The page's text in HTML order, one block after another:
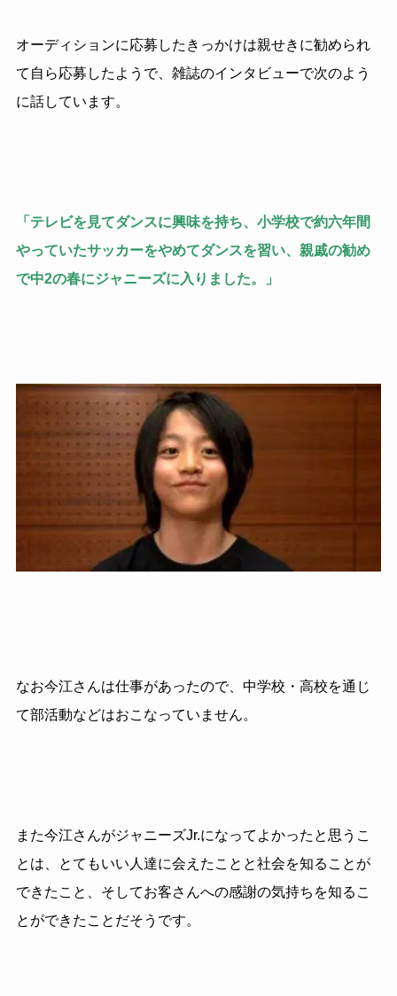
オーディションに応募したきっかけは親せきに勧められ
て自ら応募したようで、雑誌のインタビューで次のよう
に話しています。
「テレビを見てダンスに興味を持ち、小学校で約六年間
やっていたサッカーをやめてダンスを習い、親戚の勧め
で中2の春にジャニーズに入りました。」
なお今江さんは仕事があったので、中学校・高校を通じ
て部活動などはおこなっていません。
また今江さんがジャニーズJr.になってよかったと思うこ
とは、とてもいい人達に会えたことと社会を知ることが
できたこと、そしてお客さんへの感謝の気持ちを知るこ
とができたことだそうです。